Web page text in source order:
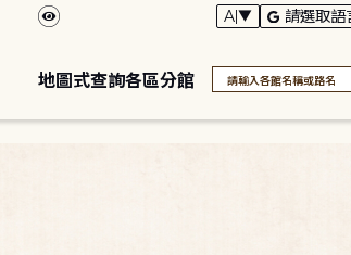
地圖式查詢各區分館